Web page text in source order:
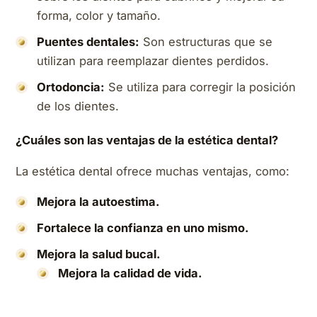
forma, color y tamaño.
Puentes dentales: Son estructuras que se
utilizan para reemplazar dientes perdidos.
Ortodoncia: Se utiliza para corregir la posición
de los dientes.
¿Cuáles son las ventajas de la estética dental?
La estética dental ofrece muchas ventajas, como:
Mejora la autoestima.
Fortalece la confianza en uno mismo.
Mejora la salud bucal.
Mejora la calidad de vida.